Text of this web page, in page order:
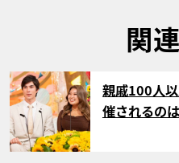
関
サムネイル
親戚100人
催されるの